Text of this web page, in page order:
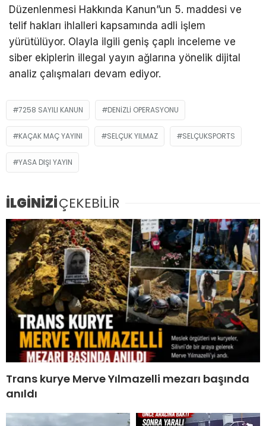
Düzenlenmesi Hakkında Kanun”un 5. maddesi ve
telif hakları ihlalleri kapsamında adli işlem
yürütülüyor. Olayla ilgili geniş çaplı inceleme ve
siber ekiplerin illegal yayın ağlarına yönelik dijital
analiz çalışmaları devam ediyor.
7258 SAYILI KANUN DENIZLI OPERASYONU
KAÇAK MAÇ YAYINI SELÇUK YILMAZ SELÇUKSPORTS
YASA DIŞI YAYIN
İLGİNİZİÇEKEBİLİR
Trans kurye Merve Yılmazelli mezarı başında
anıldı